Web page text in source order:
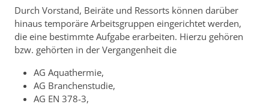
Durch Vorstand, Beiräte und Ressorts können darüber
hinaus temporäre Arbeitsgruppen eingerichtet werden,
die eine bestimmte Aufgabe erarbeiten. Hierzu gehören
bzw. gehörten in der Vergangenheit die
AG Aquathermie,
AG Branchenstudie,
AG EN 378-3,